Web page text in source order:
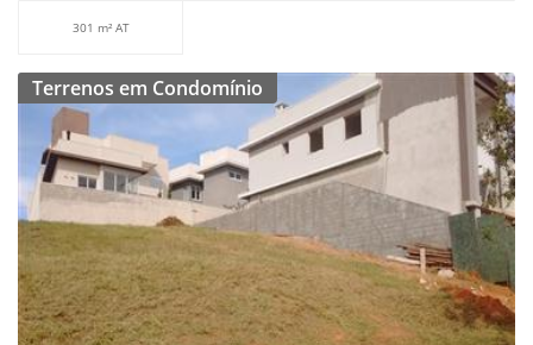
301 m² AT
Terrenos em Condomínio